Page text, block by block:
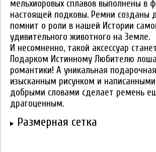
мельхиоровых сплавов выполнены в
настоящей подковы. Ремни созданы
помнит о роли в нашей Истории
удивительного животного на Земле.
И несомненно, такой аксессуар
Подарком Истинному Любителю
романтики! А уникальная
изысканным рисунком и
добрыми словами сделает ремень
драгоценным.
Размерная сетка